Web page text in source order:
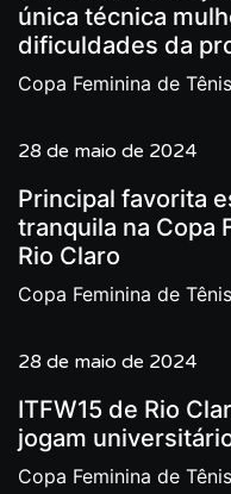
única técnica
dificuldades da
Copa Feminina de
28 de maio de 2024
Principal favorita
tranquila na Copa
Rio Claro
Copa Feminina de
28 de maio de 2024
ITFW15 de Rio
jogam
Copa Feminina de